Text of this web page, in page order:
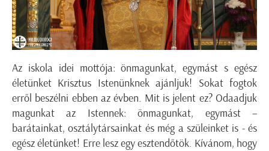
Az iskola idei mottója: önmagunkat, egymást s egész
életünket Krisztus Istenünknek ajánljuk! Sokat fogtok
erről beszélni ebben az évben. Mit is jelent ez? Odaadjuk
magunkat az Istennek: önmagunkat, egymást –
barátainkat, osztálytársainkat és még a szüleinket is - és
egész életünket! Erre lesz egy esztendőtök. Kívánom, hogy